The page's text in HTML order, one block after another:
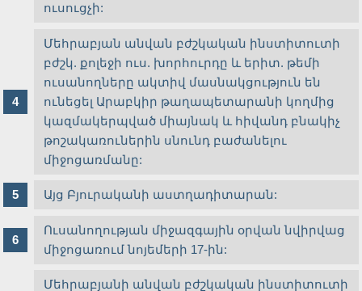
ուսուցչի:
Մեհրաբյան անվան բժշկական ինստիտուտի
բժշկ. քոլեջի ուս. խորհուրդը և երիտ. թեմի
ուսանողները ակտիվ մասնակցություն են
ունեցել Արաբկիր թաղապետարանի կողմից
կազմակերպված միայնակ և հիվանդ բնակիչ
թոշակառուներին սնունդ բաժանելու
միջոցառմանը:
Այց Բյուրականի աստղադիտարան:
Ուսանողության միջազգային օրվան նվիրվաց
միջոցառում նոյեմերի 17-ին:
Մեհրաբյանի անվան բժշկական ինստիտուտի